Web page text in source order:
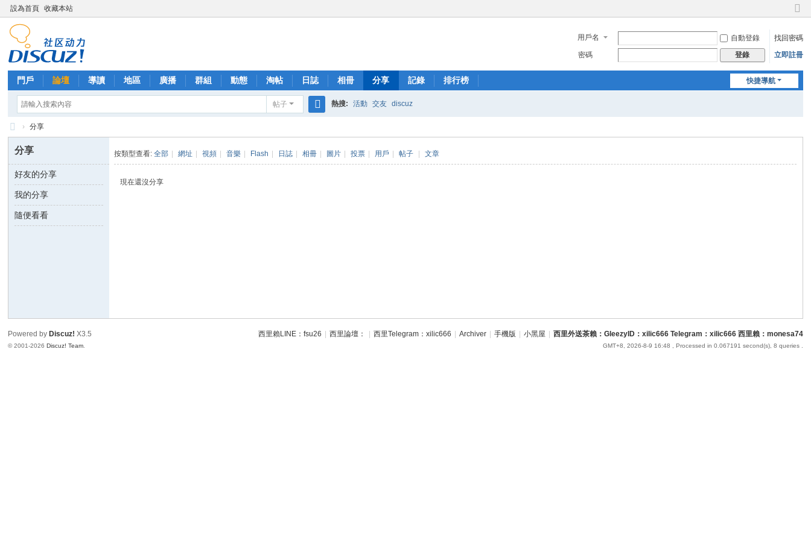
設為首頁 收藏本站
切
到
窄
用戶名 自動登錄
找回密碼
密碼
登錄 立即註冊
快捷導航
門戶 論壇 導讀 地區 廣播 群組 動態 淘帖 日誌 相冊 分享 記錄 排行榜
帖子
索
熱搜: 活動 交友 discuz
西
里
外
送
茶
› 分享
分享
好友的分享
我的分享
隨便看看
按類型查看:全部 網址 視頻 音樂 Flash 日誌 相冊 圖片 投票 用戶 帖子 文章
現在還沒分享
西里賴LINE：fsu26 西里論壇： 西里Telegram：xilic666 Archiver 手機版 小黑屋 西里外送茶賴：GleezyID：xilic666 Telegram：xilic666 西里賴：monesa74
GMT+8, 2026-8-9 16:48 , Processed in 0.067191 second(s), 8 queries .
Powered by Discuz! X3.5
© 2001-2026Discuz! Team